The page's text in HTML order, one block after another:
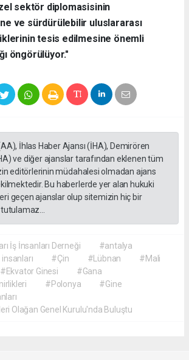
sektör diplomasisinin
ve sürdürülebilir uluslararası
tesis edilmesine önemli
öngörülüyor."
İhlas Haber Ajansı (İHA), Demirören
ve diğer ajanslar tarafından eklenen tüm
editörlerinin müdahalesi olmadan ajans
Bu haberlerde yer alan hukuki
geçen ajanslar olup sitemizin hiç bir
İş İnsanları Derneği
#antalya
#Çin #Lübnan
#Mali
#Ekvator Ginesi
#Gana
#Polonya
#Gine
Olağan Genel Kurulu'nda Buluştu